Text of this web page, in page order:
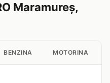
Maramureș,
BENZINA MOTORINA